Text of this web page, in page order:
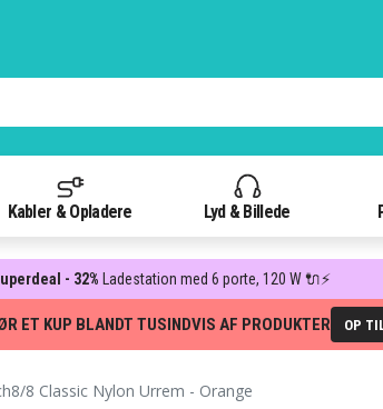
Kabler & Opladere Lyd & Billede
- 32% Ladestation med 6 porte, 120 W 🔌⚡
ET KUP BLANDT TUSINDVIS AF PRODUKTER OP
8 Classic Nylon Urrem - Orange